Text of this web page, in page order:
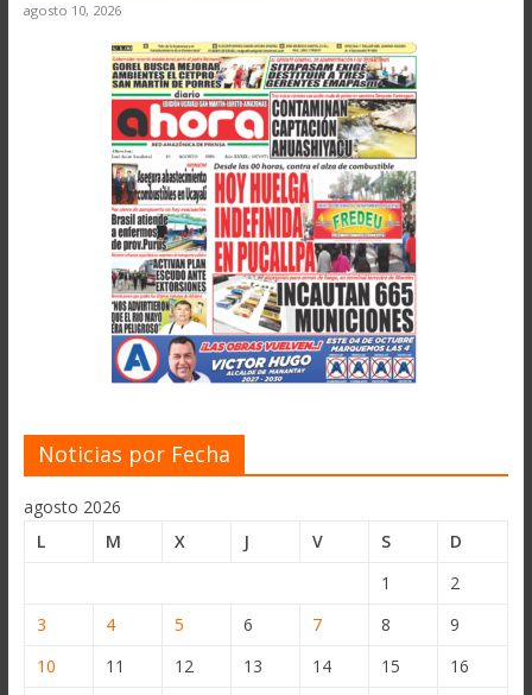
agosto 10, 2026
Noticias por Fecha
agosto 2026
L
M X J V S
D
1
2
3
4 5 6 7 8
9
10
11 12 13 14 15
16